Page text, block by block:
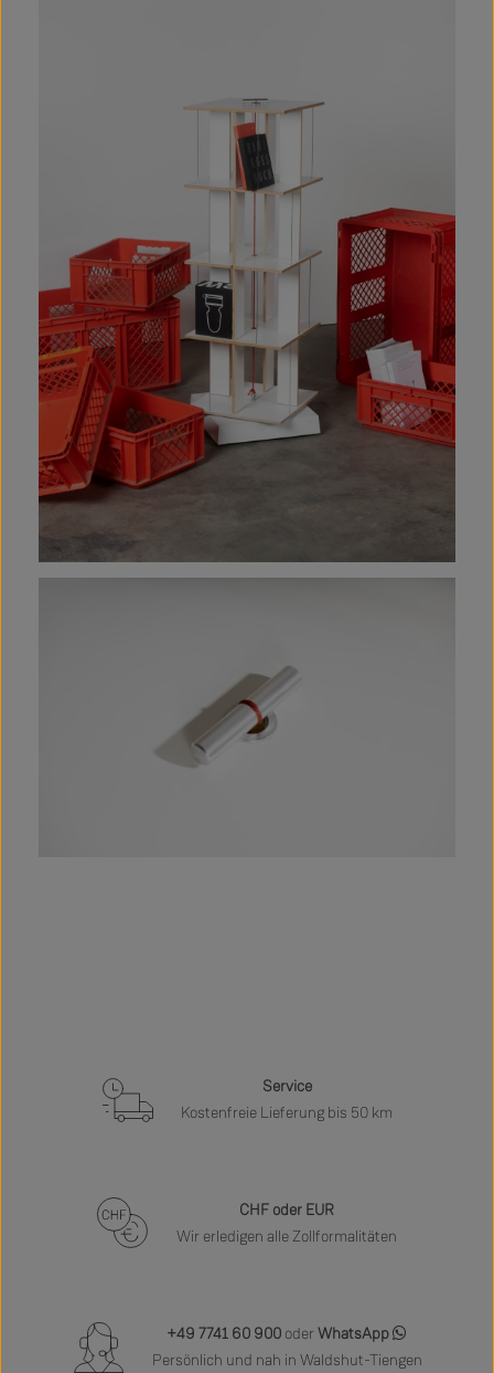
Service
Kostenfreie Lieferung bis 50 km
CHF oder EUR
Wir erledigen alle Zollformalitäten
+49 7741 60 900 oder WhatsApp
Persönlich und nah in Waldshut-Tiengen